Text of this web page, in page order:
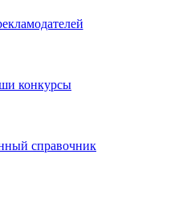
конкурсы
справочник